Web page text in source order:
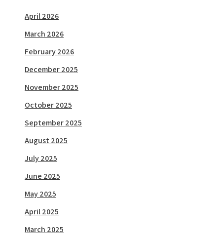
April 2026
March 2026
February 2026
December 2025
November 2025
October 2025
September 2025
August 2025
July 2025
June 2025
May 2025
April 2025
March 2025